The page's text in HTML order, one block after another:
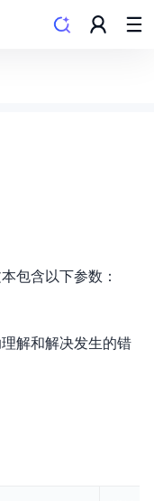
包含以下参数：
解和解决发生的错